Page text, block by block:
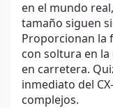
en el mundo
tamaño siguen
Proporcionan la
con soltura en
en carretera.
inmediato del
complejos.